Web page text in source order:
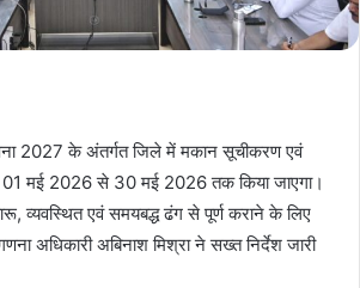
2027 के अंतर्गत जिले में मकान सूचीकरण एवं
01 मई 2026 से 30 मई 2026 तक किया जाएगा।
व्यवस्थित एवं समयबद्ध ढंग से पूर्ण कराने के लिए
अधिकारी अबिनाश मिश्रा ने सख्त निर्देश जारी